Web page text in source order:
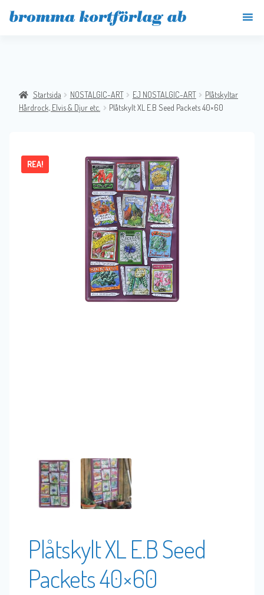
Startsida NOSTALGIC-ART EJ NOSTALGIC-ART
Plåtskyltar
Hårdrock, Elvis & Djur etc.
Plåtskylt XL E.B Seed Packets 40×60
REA!
Plåtskylt XL E.B Seed
Packets 40×60